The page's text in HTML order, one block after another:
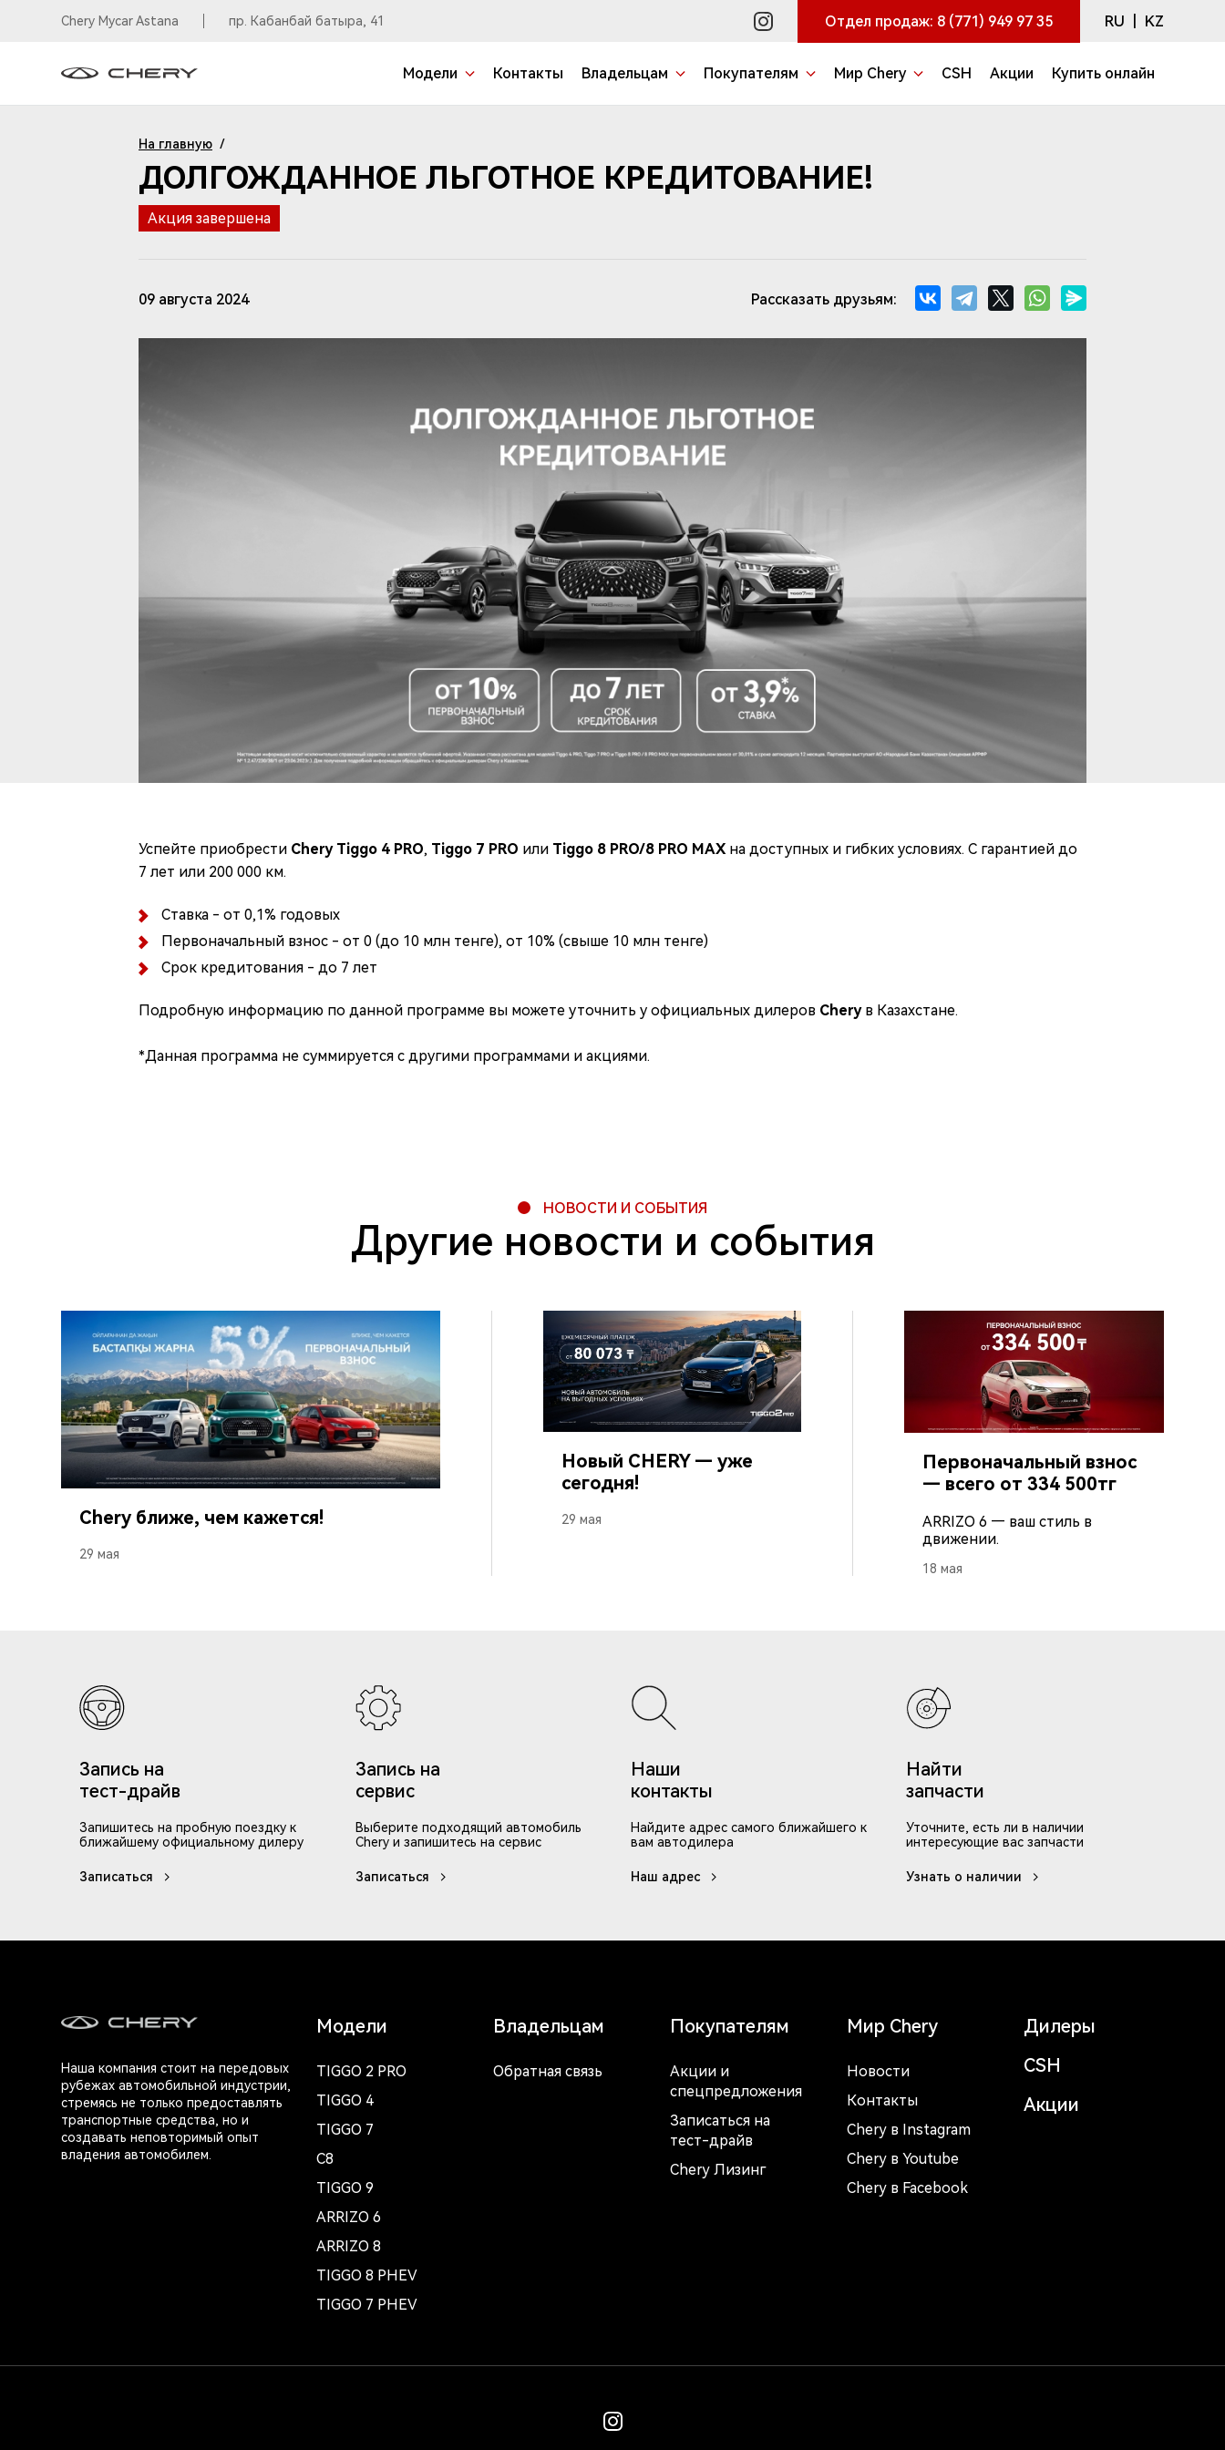
Chery Mycar Astana пр. Кабанбай батыра, 41 Отдел продаж: 8 (771) 949 97 35 RU KZ
Модели Контакты Владельцам Покупателям Мир Chery CSH Акции Купить онлайн
На главную /
ДОЛГОЖДАННОЕ ЛЬГОТНОЕ КРЕДИТОВАНИЕ!
Акция завершена
09 августа 2024 Рассказать друзьям:
Успейте приобрести Chery Tiggo 4 PRO, Tiggo 7 PRO или Tiggo 8 PRO/8 PRO MAX на доступных и гибких условиях. С гарантией до
7 лет или 200 000 км.
Ставка - от 0,1% годовых
Первоначальный взнос - от 0 (до 10 млн тенге), от 10% (свыше 10 млн тенге)
Срок кредитования - до 7 лет
Подробную информацию по данной программе вы можете уточнить у официальных дилеров Cheryв Казахстане.
*Данная программа не суммируется с другими программами и акциями.
НОВОСТИ И СОБЫТИЯ
Другие новости и события
Chery ближе, чем кажется!
29 мая
Новый CHERY — уже
сегодня!
29 мая
Первоначальный взнос
— всего от 334 500тг
ARRIZO 6 — ваш стиль в
движении.
18 мая
Запись на
тест-драйв
Запишитесь на пробную поездку к
ближайшему официальному дилеру
Записаться
Запись на
сервис
Выберите подходящий автомобиль
Chery и запишитесь на сервис
Записаться
Наши
контакты
Найдите адрес самого ближайшего к
вам автодилера
Наш адрес
Найти
запчасти
Уточните, есть ли в наличии
интересующие вас запчасти
Узнать о наличии
Наша компания стоит на передовых
рубежах автомобильной индустрии,
стремясь не только предоставлять
транспортные средства, но и
создавать неповторимый опыт
владения автомобилем.
Модели
TIGGO 2 PRO
TIGGO 4
TIGGO 7
C8
TIGGO 9
ARRIZO 6
ARRIZO 8
TIGGO 8 PHEV
TIGGO 7 PHEV
Владельцам
Обратная связь
Покупателям
Акции и
спецпредложения
Записаться на
тест-драйв
Chery Лизинг
Мир Chery
Новости
Контакты
Chery в Instagram
Chery в Youtube
Chery в Facebook
Дилеры
CSH
Акции
НА АВТОМОБИЛИ СHERY
Даю согласие на
сбор и обработку данных